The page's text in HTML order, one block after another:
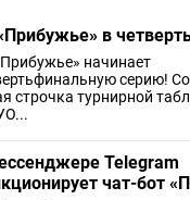
в
начинает
серию!
строчка турнирной
Telegram
чат-бот